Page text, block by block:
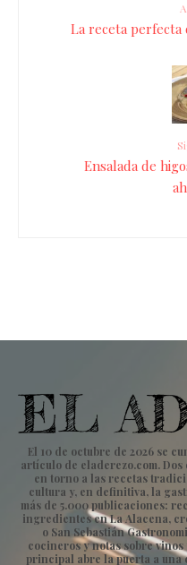
La receta perfecta
Ensalada de
El 10 de octubre de 2026 se
artículo de eladerezo.com.
en torno a las recetas
cultura y, en definitiva, la
más de 5.000 publicaciones:
ingredientes en La Alacena,
o San Sebastián
cocineros y notas sobre
principal abre la puerta a una